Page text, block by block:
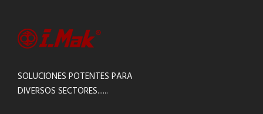
SOLUCIONES POTENTES PARA
DIVERSOS SECTORES......